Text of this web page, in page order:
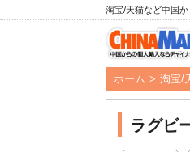
淘宝/天猫など中国
ホーム > 淘宝/
ラグビ